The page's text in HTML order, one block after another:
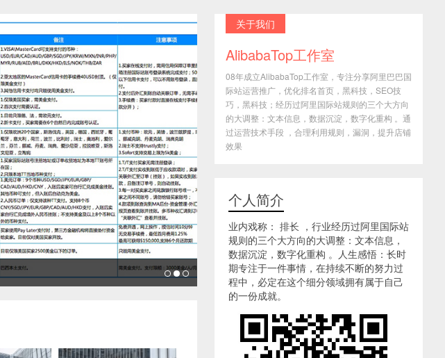
关于我们
AlibabaTop工作室
08年成立AlibabaTop工作室，专注分享阿里巴巴国
际站运营推广，优化排名首页，黑科技，SEO技
巧，黑科技；经历过阿里国际站规则的三个大方向
的大调整：文本信息，数据沉淀，数字化重构 。通
过运营技术手段 ，合理利用规则，漏洞，提升店铺
效果
个人简介
业内戏称： 排长 ，行业经历过阿里国际站
规则的三个大方向的大调整：文本信息，
数据沉淀，数字化重构 。人生感悟：长时
期专注于一件事情，在持续不断的努力过
程中，必定在这个细分领域拥有属于自己
的一份成就。